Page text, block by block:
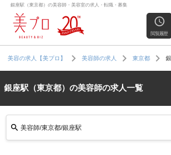
銀座駅（東京都）の美容師・美容室の求人・転職・募集
閲覧履歴
美容の求人【美プロ】 美容師の求人 東京都
銀座駅（東京都）の美容師の求人一覧
美容師/東京都/銀座駅